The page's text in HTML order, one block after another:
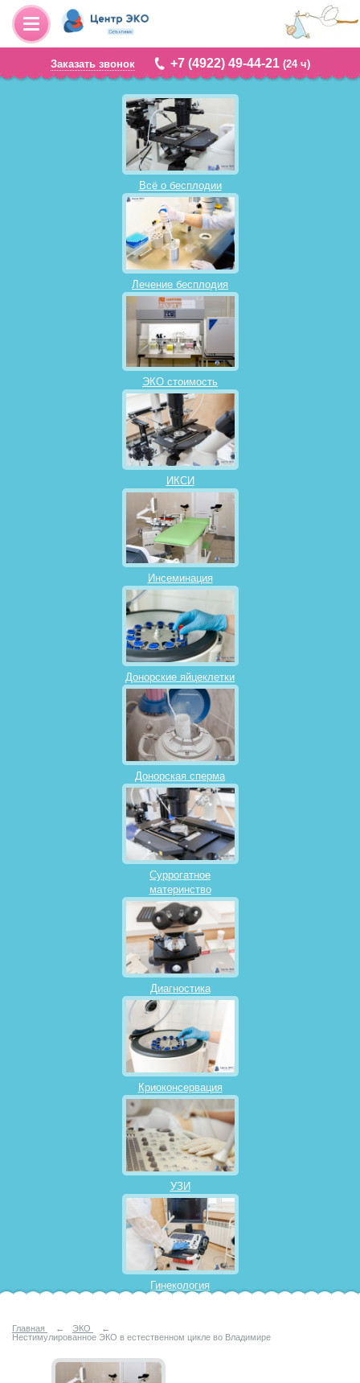
Заказать звонок +7 (4922) 49-44-21 (24 ч)
Всё о бесплодии
Лечение бесплодия
ЭКО стоимость
ИКСИ
Инсеминация
Донорские яйцеклетки
Донорская сперма
Суррогатное
материнство
Диагностика
Криоконсервация
УЗИ
Гинекология
Главная ← ЭКО
←
Нестимулированное ЭКО в естественном цикле во Владимире